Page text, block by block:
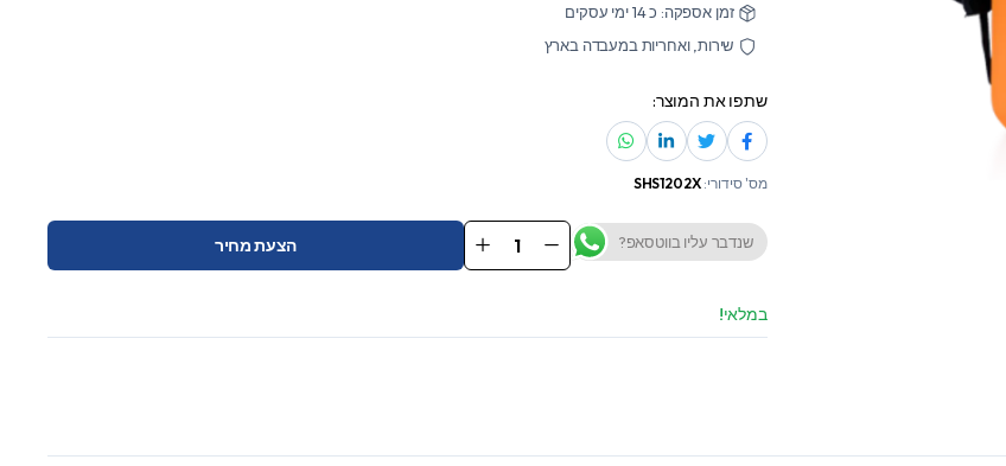
זמן אספקה: כ 14 ימי עסקים
שירות, ואחריות במעבדה בארץ
שתפו את המוצר:
מס' סידורי: SHS1202X
שנדבר עליו בווטסאפ? SHS1202X
Handheld
הצעת מחיר
במלאי!